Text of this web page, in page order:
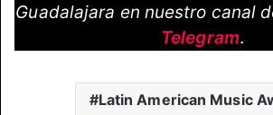
Guadalajara en nuestro canal
Telegram.
Latin American Music